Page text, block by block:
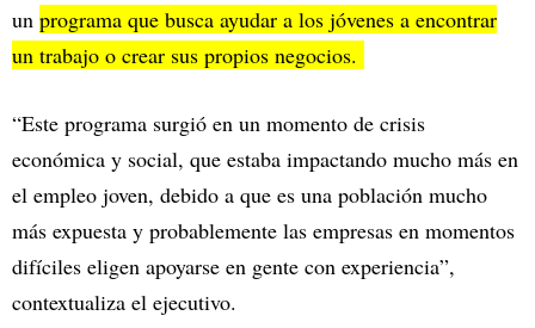
un programa que busca ayudar a los jóvenes a encontrar
un trabajo o crear sus propios negocios.
“Este programa surgió en un momento de crisis
económica y social, que estaba impactando mucho más en
el empleo joven, debido a que es una población mucho
más expuesta y probablemente las empresas en momentos
difíciles eligen apoyarse en gente con experiencia”,
contextualiza el ejecutivo.